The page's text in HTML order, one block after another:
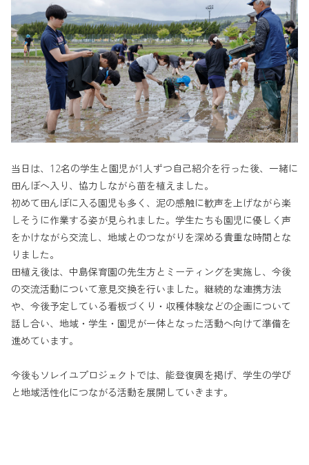
当日は、12名の学生と園児が1人ずつ自己紹介を行った後、一緒に
田んぼへ入り、協力しながら苗を植えました。
初めて田んぼに入る園児も多く、泥の感触に歓声を上げながら楽
しそうに作業する姿が見られました。学生たちも園児に優しく声
をかけながら交流し、地域とのつながりを深める貴重な時間とな
りました。
田植え後は、中島保育園の先生方とミーティングを実施し、今後
の交流活動について意見交換を行いました。継続的な連携方法
や、今後予定している看板づくり・収穫体験などの企画について
話し合い、地域・学生・園児が一体となった活動へ向けて準備を
進めています。
今後もソレイユプロジェクトでは、能登復興を掲げ、学生の学び
と地域活性化につながる活動を展開していきます。